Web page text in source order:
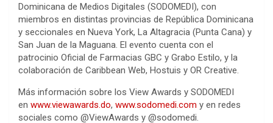
Dominicana de Medios Digitales (SODOMEDI), con
miembros en distintas provincias de República Dominicana
y seccionales en Nueva York, La Altagracia (Punta Cana) y
San Juan de la Maguana. El evento cuenta con el
patrocinio Oficial de Farmacias GBC y Grabo Estilo, y la
colaboración de Caribbean Web, Hostuis y OR Creative.
Más información sobre los View Awards y SODOMEDI
en www.viewawards.do, www.sodomedi.com y en redes
sociales como @ViewAwards y @sodomedi.